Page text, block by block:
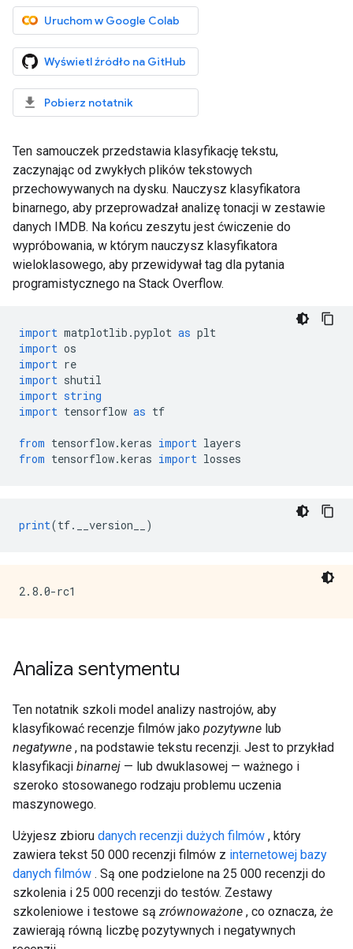
Uruchom w Google Colab
Wyświetl źródło na GitHub
Pobierz notatnik
Ten samouczek przedstawia klasyfikację tekstu,
zaczynając od zwykłych plików tekstowych
przechowywanych na dysku. Nauczysz klasyfikatora
binarnego, aby przeprowadzał analizę tonacji w zestawie
danych IMDB. Na końcu zeszytu jest ćwiczenie do
wypróbowania, w którym nauczysz klasyfikatora
wieloklasowego, aby przewidywał tag dla pytania
programistycznego na Stack Overflow.
import matplotlib .pyplot as plt
import os
import re
import shutil
import string
import tensorflow as tf
from tensorflow.keras import layers
from tensorflow.keras import losses
print(tf. __version__ )
Analiza sentymentu
Ten notatnik szkoli model analizy nastrojów, aby
klasyfikować recenzje filmów jako pozytywne lub
negatywne , na podstawie tekstu recenzji. Jest to przykład
klasyfikacji binarnej — lub dwuklasowej — ważnego i
szeroko stosowanego rodzaju problemu uczenia
maszynowego.
Użyjesz zbioru danych recenzji dużych filmów , który
zawiera tekst 50 000 recenzji filmów z internetowej bazy
danych filmów . Są one podzielone na 25 000 recenzji do
szkolenia i 25 000 recenzji do testów. Zestawy
szkoleniowe i testowe są zrównoważone , co oznacza, że ​​
zawierają równą liczbę pozytywnych i negatywnych